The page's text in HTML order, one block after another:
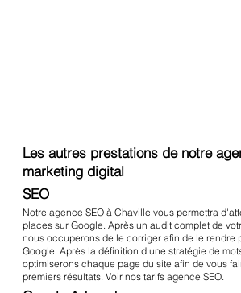
Les autres prestations de notre
marketing digital
SEO
Notreagence SEO à Chaville vous permettra
places sur Google. Après un audit complet de
nous occuperons de le corriger afin de le rendre
Google. Après la définition d'une stratégie de
optimiserons chaque page du site afin de vous
premiers résultats. Voir nostarifs agence SEO.